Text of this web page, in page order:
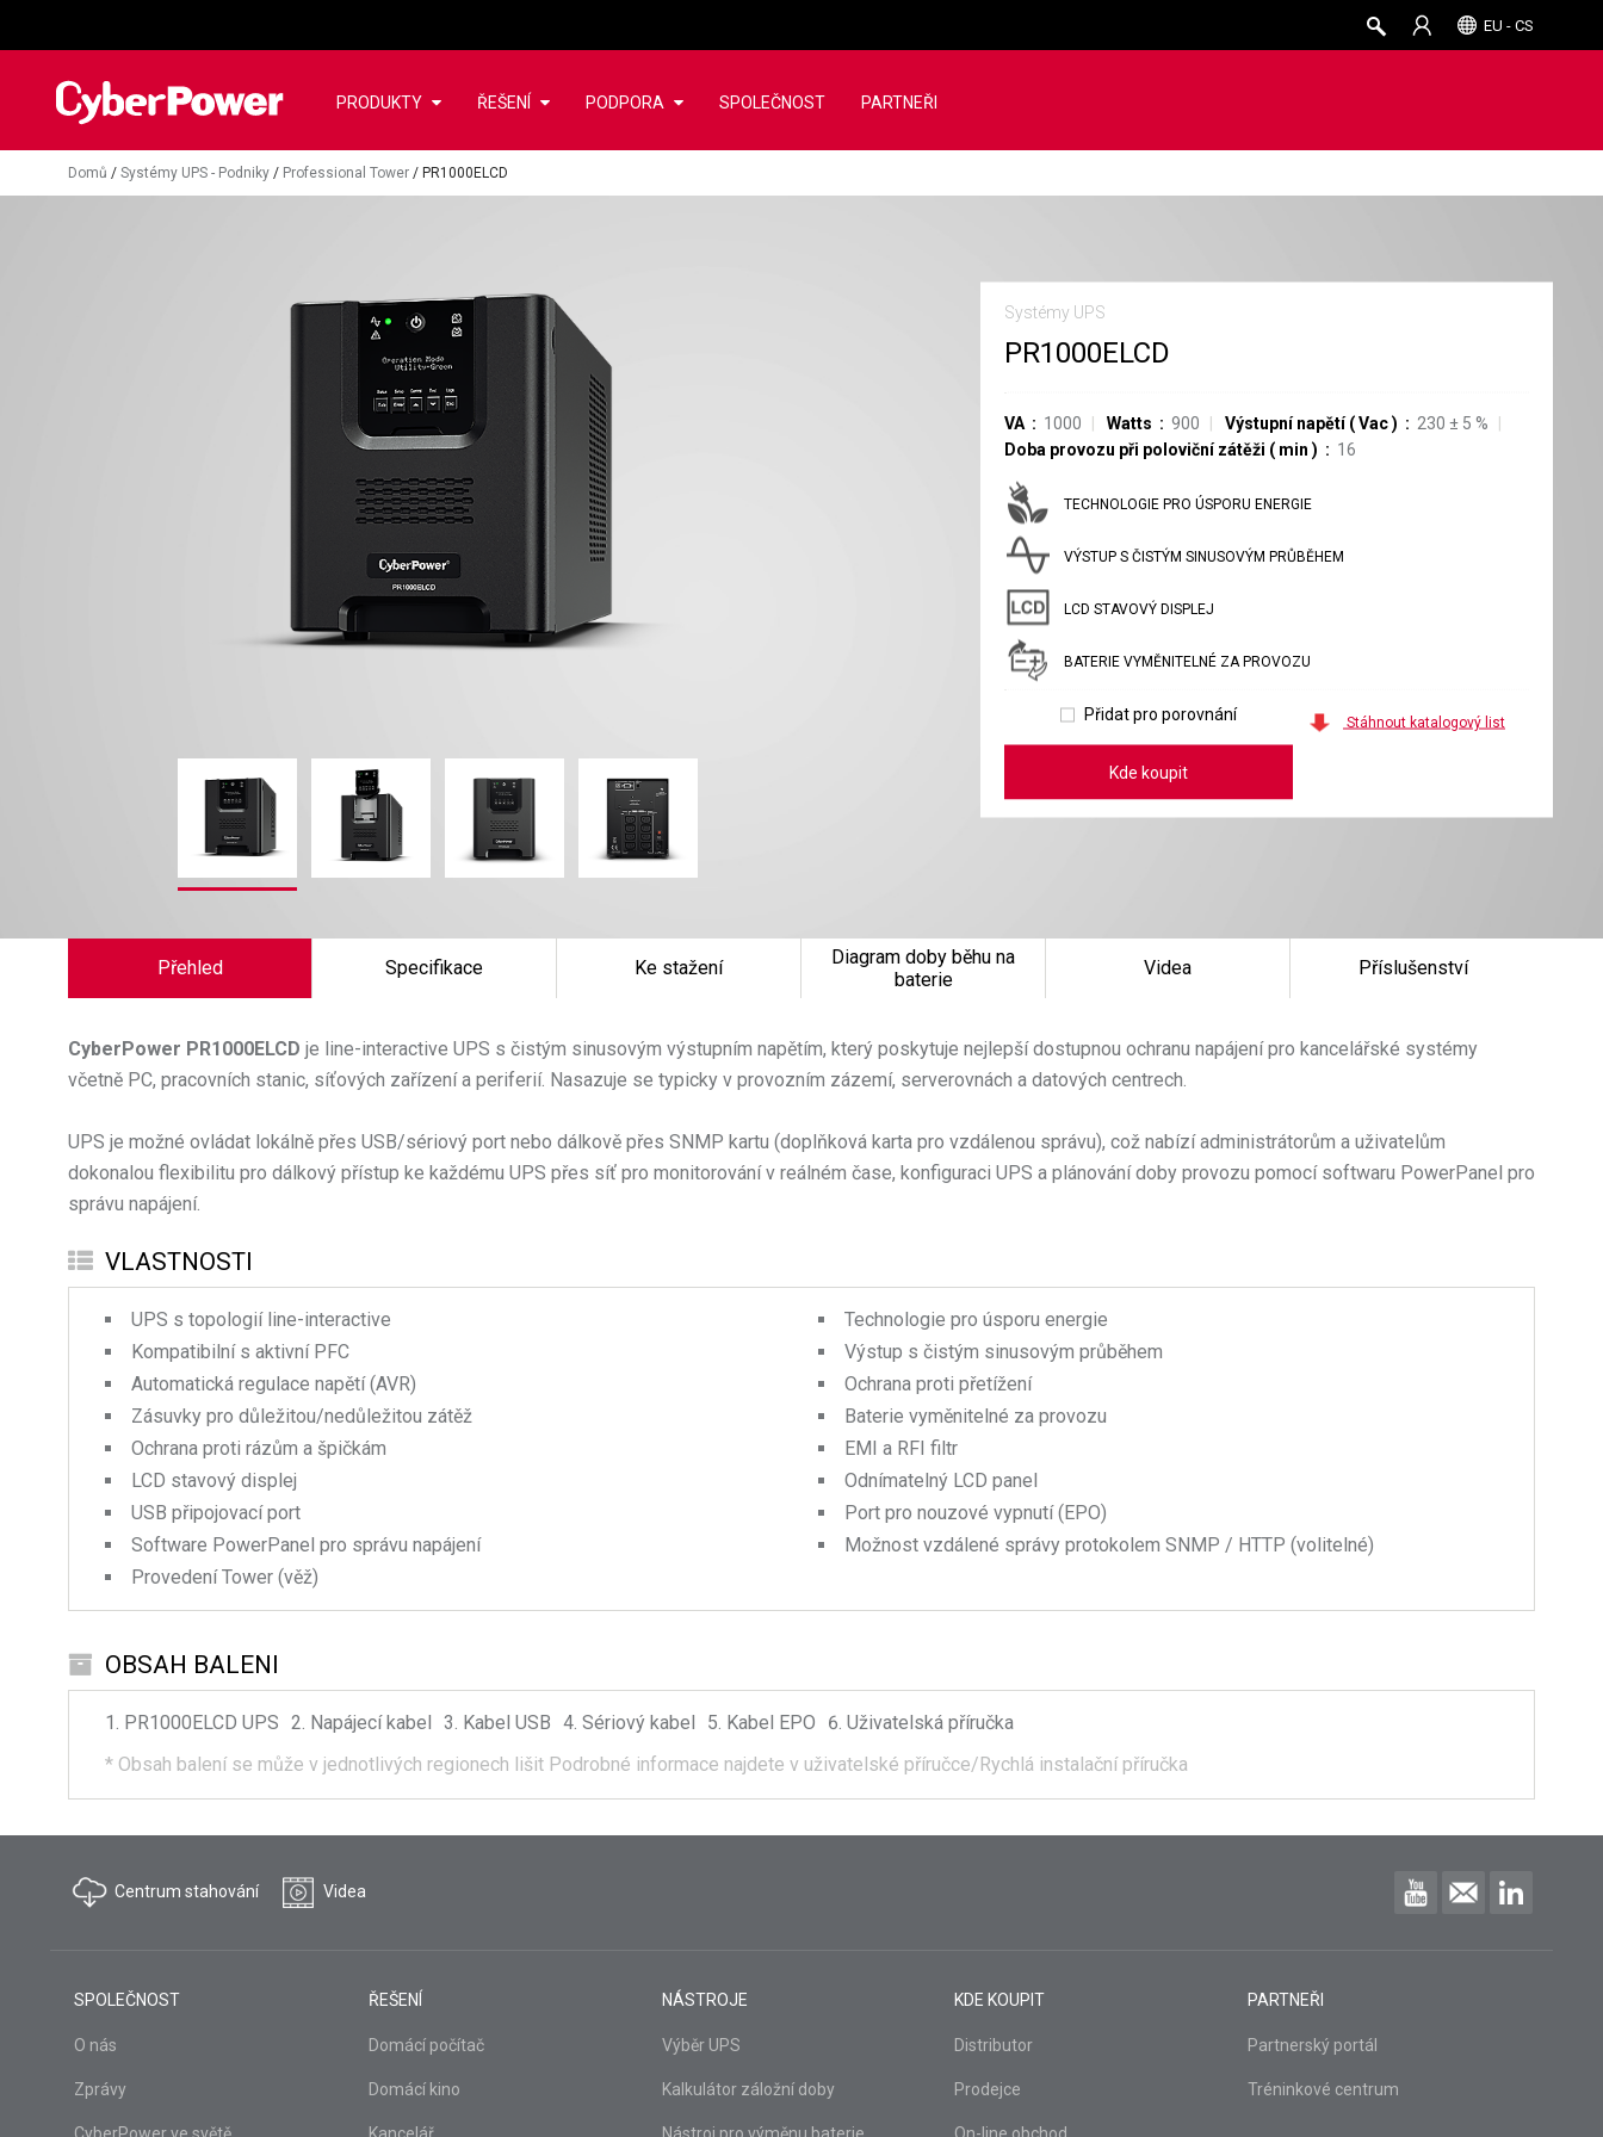
EU - CS
PRODUKTY ŘEŠENÍ PODPORA SPOLEČNOST PARTNEŘI
Domů / Systémy UPS - Podniky / Professional Tower / PR1000ELCD
Systémy UPS
PR1000ELCD
VA 1000 Watts 900 Výstupní napětí(Vac) 230 ± 5 %
Doba provozu při poloviční zátěži ( min ) 16
TECHNOLOGIE PRO ÚSPORU ENERGIE
VÝSTUP S ČISTÝM SINUSOVÝM PRŮBĚHEM
LCD STAVOVÝ DISPLEJ
BATERIE VYMĚNITELNÉ ZA PROVOZU
Přidat pro porovnání
Kde koupit
Stáhnout katalogový list
Přehled Specifikace Ke stažení
Diagram doby běhu na
baterie
Videa Příslušenství
CyberPower PR1000ELCD je line-interactive UPS s čistým sinusovým výstupním napětím, který poskytuje nejlepší dostupnou ochranu napájení pro kancelářské systémy
včetně PC, pracovních stanic, síťových zařízení a periferií. Nasazuje se typicky v provozním zázemí, serverovnách a datových centrech.
UPS je možné ovládat lokálně přes USB/sériový port nebo dálkově přes SNMP kartu (doplňková karta pro vzdálenou správu), což nabízí administrátorům a uživatelům
dokonalou flexibilitu pro dálkový přístup ke každému UPS přes síť pro monitorování v reálném čase, konfiguraci UPS a plánování doby provozu pomocí softwaru PowerPanel pro
správu napájení.
VLASTNOSTI
UPS s topologií line-interactive
Kompatibilní s aktivní PFC
Automatická regulace napětí (AVR)
Zásuvky pro důležitou/nedůležitou zátěž
Ochrana proti rázům a špičkám
LCD stavový displej
USB připojovací port
Software PowerPanel pro správu napájení
Provedení Tower (věž)
Technologie pro úsporu energie
Výstup s čistým sinusovým průběhem
Ochrana proti přetížení
Baterie vyměnitelné za provozu
EMI a RFI filtr
Odnímatelný LCD panel
Port pro nouzové vypnutí (EPO)
Možnost vzdálené správy protokolem SNMP / HTTP (volitelné)
OBSAH BALENI
PR1000ELCD UPS Napájecí kabel Kabel USB Sériový kabel Kabel EPO
Uživatelská příručka
* Obsah balení se může v jednotlivých regionech lišit Podrobné informace najdete v uživatelské příručce/Rychlá instalační příručka
Centrum stahování Videa
SPOLEČNOST
O nás
Zprávy
ŘEŠENÍ
Domácí počítač
Domácí kino
NÁSTROJE
Výběr UPS
Kalkulátor záložní doby
KDE KOUPIT
Distributor
Prodejce
PARTNEŘI
Partnerský portál
Tréninkové centrum